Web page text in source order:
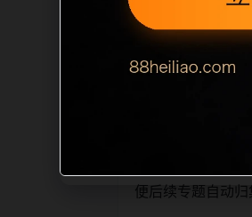
读、移动端打开
索引擎理解，也
用户顺着栏目继
便后续专题自动